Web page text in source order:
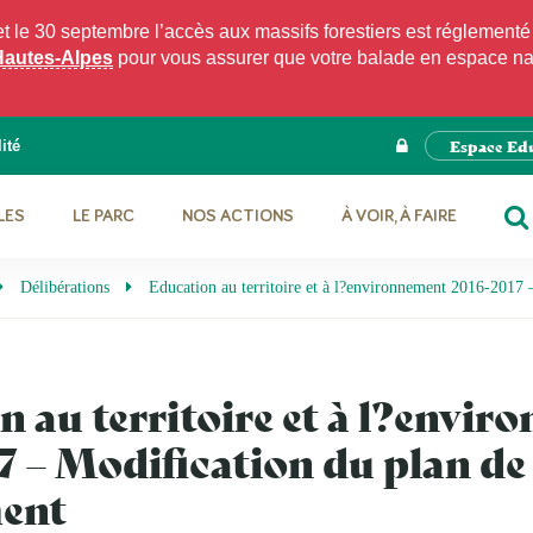
30 septembre l’accès aux massifs forestiers est
Alpes pour vous assurer que votre balade en espace
Espace
LE PARC NOS ACTIONS
À VOIR, À FAIRE
Délibérations Education au territoire et à l?environnement 2016-
au territoire et à
– Modification du plan de